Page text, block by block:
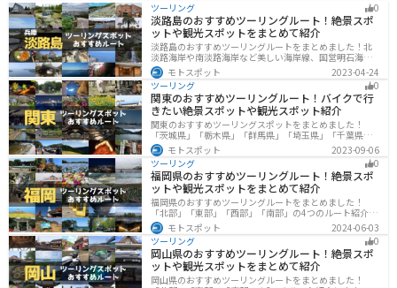
ツーリング 0
淡路島のおすすめツーリングルート！絶景スポ
ットや観光スポットをまとめて紹介
淡路島のおすすめツーリングルートをまとめました！北
淡路海岸や南淡路海岸など美しい海岸線、国営明石海峡
公園や淡路夢舞台など、自然とアートが融合した施設も
多数あります。バイクで淡路島にツーリングに行く際は
参考にしてください。
モトスポット
2023-04-24
ツーリング
0
関東のおすすめツーリングルート！バイクで行
きたい絶景スポットや観光スポット紹介
関東のおすすめツーリングスポットをまとめました！
「茨城県」「栃木県」「群馬県」「埼玉県」「千葉県」
「東京都」「神奈川県」の各県の観光地紹介します。自
然豊かな山々や湖、温泉地が点在し、四季折々の景色を
楽しめるスポットが多数あります。バイクで関東にツー
リングに行く際は参考にしてください。
モトスポット
2023-09-06
ツーリング
0
福岡県のおすすめツーリングルート！絶景スポ
ットや観光スポットをまとめて紹介
福岡県のおすすめツーリングルートをまとめました！
「北部」「東部」「西部」「南部」の4つのルート紹介し
ます。豊かな自然から歴史ある名所、グルメまで多彩な
魅力が詰まっており、様々な楽しみ方ができます。バイ
クで福岡県にツーリングに行く際は参考にしてくださ
い。
モトスポット
2024-06-03
ツーリング
0
岡山県のおすすめツーリングルート！絶景スポ
ットや観光スポットをまとめて紹介
岡山県のおすすめツーリングルートをまとめました！